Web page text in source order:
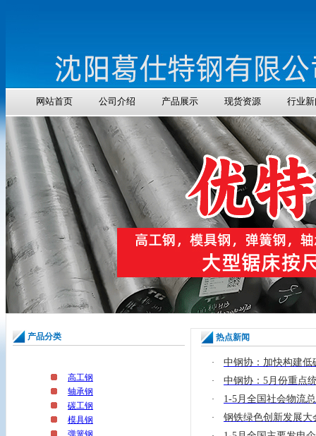
网站首页 公司介绍 产品展示 现货资源 行业新
产品分类
高工钢
轴承钢
碳工钢
模具钢
弹簧钢
热点新闻
· 中钢协：加快构建低
· 中钢协：5月份重点
· 1-5月全国社会物流
· 钢铁绿色创新发展大